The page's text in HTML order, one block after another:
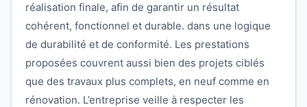
réalisation finale, afin de garantir un résultat
cohérent, fonctionnel et durable. dans une logique
de durabilité et de conformité. Les prestations
proposées couvrent aussi bien des projets ciblés
que des travaux plus complets, en neuf comme en
rénovation. L’entreprise veille à respecter les